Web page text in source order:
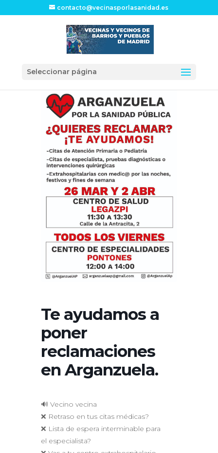
contacto@vecinasporlasanidad.es
Seleccionar página
Te ayudamos a
poner
reclamaciones
en Arganzuela.
🔊 Vecino vecina
❌ Retraso en tus citas médicas?
❌ Lista de espera interminable para
el especialista?